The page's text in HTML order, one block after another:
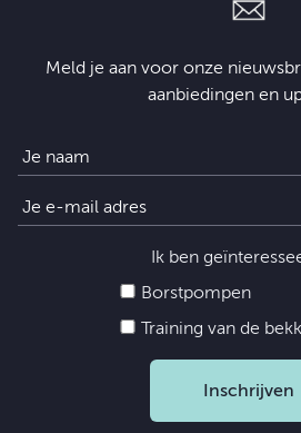
Meld je aan voor onze
aanbiedingen en
Ik ben
Borstpompen
Training van de
Inschrijven